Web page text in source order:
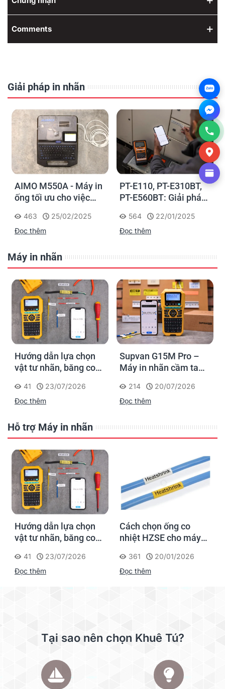
Comments
Giải pháp in nhãn
AIMO M550A - Máy in
ống tối ưu cho việc
nhận diện cáp điện,
cáp mạng
463
25/02/2025
Đọc thêm
PT-E110, PT-E310BT,
PT-E560BT: Giải pháp
nghiệp của Brother
564
22/01/2025
Đọc thêm
Máy in nhãn
Hướng dẫn lựa chọn
vật tư nhãn, băng co
Supvan G15M Pro
41
23/07/2026
Đọc thêm
Supvan G15M Pro –
Máy in nhãn cầm tay
dấu một lần, tra cứu
trọn đời công trình
214
20/07/2026
Đọc thêm
Hỗ trợ Máy in nhãn
Hướng dẫn lựa chọn
vật tư nhãn, băng co
Supvan G15M Pro
41
23/07/2026
Đọc thêm
Cách chọn ống co
nhiệt HZSE cho máy in
361
20/01/2026
Đọc thêm
Tại sao nên chọn Khuê Tú?
Zalo